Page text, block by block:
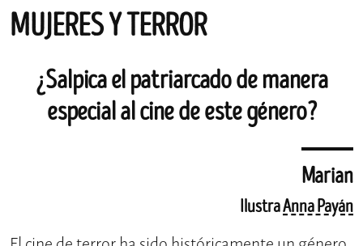
MUJERES Y TERROR
¿Salpica el patriarcado de manera
especial al cine de este género?
Marian
IlustraAnna Payán